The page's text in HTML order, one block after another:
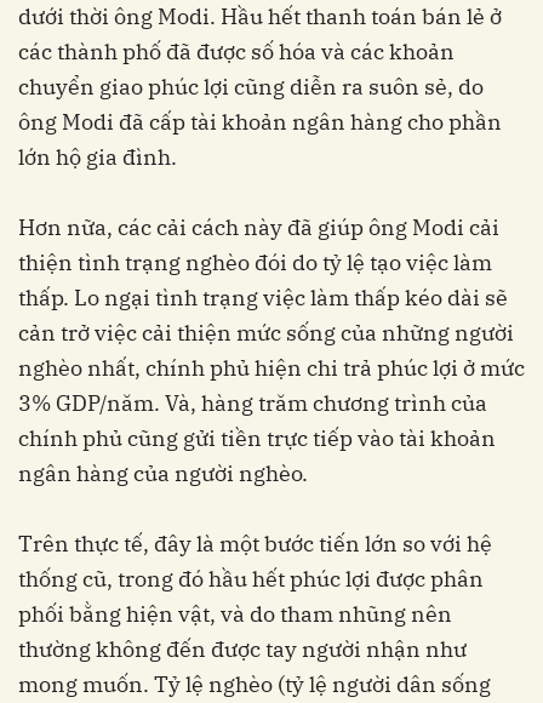
dưới thời ông Modi. Hầu hết thanh toán bán lẻ ở
các thành phố đã được số hóa và các khoản
chuyển giao phúc lợi cũng diễn ra suôn sẻ, do
ông Modi đã cấp tài khoản ngân hàng cho phần
lớn hộ gia đình.
Hơn nữa, các cải cách này đã giúp ông Modi cải
thiện tình trạng nghèo đói do tỷ lệ tạo việc làm
thấp. Lo ngại tình trạng việc làm thấp kéo dài sẽ
cản trở việc cải thiện mức sống của những người
nghèo nhất, chính phủ hiện chi trả phúc lợi ở mức
3% GDP/năm. Và, hàng trăm chương trình của
chính phủ cũng gửi tiền trực tiếp vào tài khoản
ngân hàng của người nghèo.
Trên thực tế, đây là một bước tiến lớn so với hệ
thống cũ, trong đó hầu hết phúc lợi được phân
phối bằng hiện vật, và do tham nhũng nên
thường không đến được tay người nhận như
mong muốn. Tỷ lệ nghèo (tỷ lệ người dân sống